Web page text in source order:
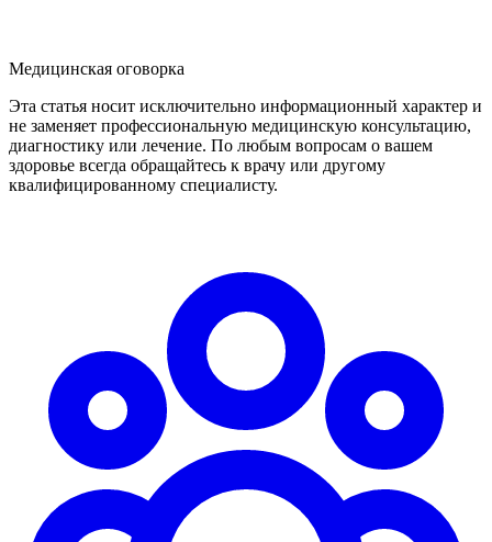
Медицинская оговорка
Эта статья носит исключительно информационный характер и
не заменяет профессиональную медицинскую консультацию,
диагностику или лечение. По любым вопросам о вашем
здоровье всегда обращайтесь к врачу или другому
квалифицированному специалисту.